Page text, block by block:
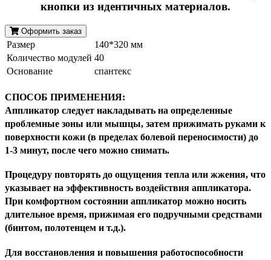
кнопки из идентичных материалов.
Оформить заказ
Размер
140*320 мм
Количество модулей 40
Основание
спантекс
СПОСОБ ПРИМЕНЕНИЯ:
Аппликатор следует накладывать на определенные
проблемные зоны или мышцы, затем прижимать руками к
поверхности кожи (в пределах болевой переносимости) до
1-3 минут, после чего можно снимать.
Процедуру повторять до ощущения тепла или жжения, что
указывает на эффективность воздействия аппликатора.
При комфортном состоянии аппликатор можно носить
длительное время, прижимая его подручными средствами
(бинтом, полотенцем и т.д.).
Для восстановления и повышения работоспособности